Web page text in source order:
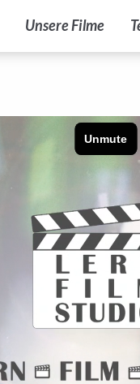
Unsere Filme